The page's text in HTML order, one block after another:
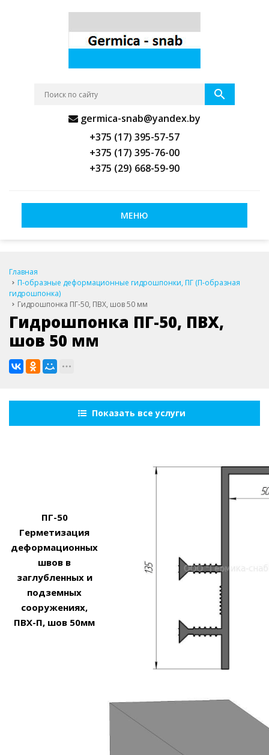
germica-snab@yandex.by
+375 (17) 395-57-57
+375 (17) 395-76-00
+375 (29) 668-59-90
МЕНЮ
Главная
П-образные деформационные гидрошпонки, ПГ (П-образная
гидрошпонка)
Гидрошпонка ПГ-50, ПВХ, шов 50 мм
Гидрошпонка ПГ-50, ПВХ,
шов 50 мм
Показать все услуги
ПГ-50
Герметизация
деформационных
швов в
заглубленных и
подземных
сооружениях,
ПВХ-П, шов 50мм